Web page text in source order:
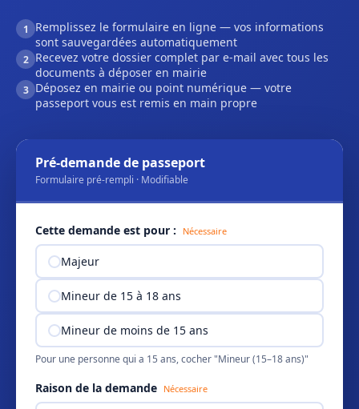
1
Remplissez le formulaire en ligne — vos informations
sont sauvegardées automatiquement
2 Recevez votre dossier complet par e-mail avec tous les
documents à déposer en mairie
3 Déposez en mairie ou point numérique — votre
passeport vous est remis en main propre
Pré-demande de passeport
Formulaire pré-rempli · Modifiable
Cette demande est pour : Nécessaire
Majeur
Mineur de 15 à 18 ans
Mineur de moins de 15 ans
Pour une personne qui a 15 ans, cocher "Mineur (15–18 ans)"
Raison de la demande Nécessaire